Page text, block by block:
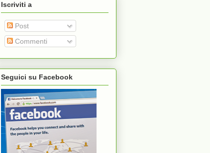
Iscriviti a
Post
Commenti
Seguici su Facebook